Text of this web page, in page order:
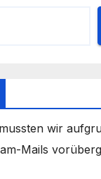
wir
Mails